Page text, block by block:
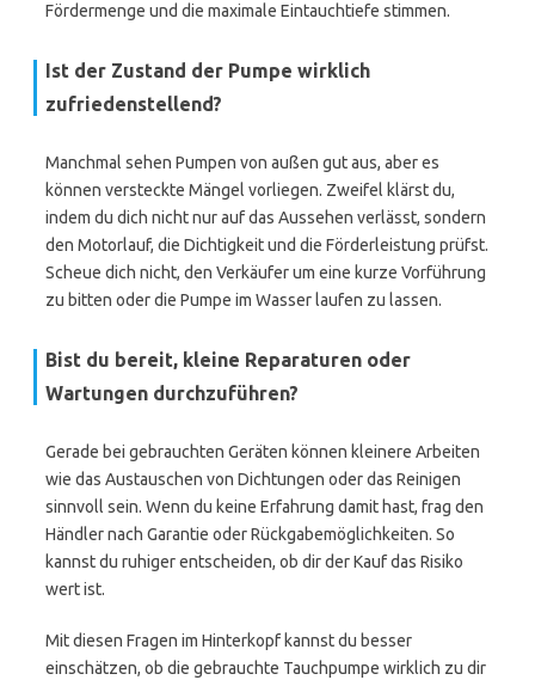
Fördermenge und die maximale Eintauchtiefe stimmen.
Ist der Zustand der Pumpe wirklich
zufriedenstellend?
Manchmal sehen Pumpen von außen gut aus, aber es
können versteckte Mängel vorliegen. Zweifel klärst du,
indem du dich nicht nur auf das Aussehen verlässt, sondern
den Motorlauf, die Dichtigkeit und die Förderleistung prüfst.
Scheue dich nicht, den Verkäufer um eine kurze Vorführung
zu bitten oder die Pumpe im Wasser laufen zu lassen.
Bist du bereit, kleine Reparaturen oder
Wartungen durchzuführen?
Gerade bei gebrauchten Geräten können kleinere Arbeiten
wie das Austauschen von Dichtungen oder das Reinigen
sinnvoll sein. Wenn du keine Erfahrung damit hast, frag den
Händler nach Garantie oder Rückgabemöglichkeiten. So
kannst du ruhiger entscheiden, ob dir der Kauf das Risiko
wert ist.
Mit diesen Fragen im Hinterkopf kannst du besser
einschätzen, ob die gebrauchte Tauchpumpe wirklich zu dir